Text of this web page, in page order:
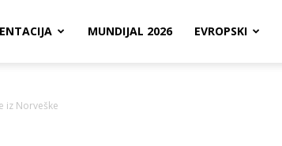
MUNDIJAL 2026 EVROPSKI
iz Norveške